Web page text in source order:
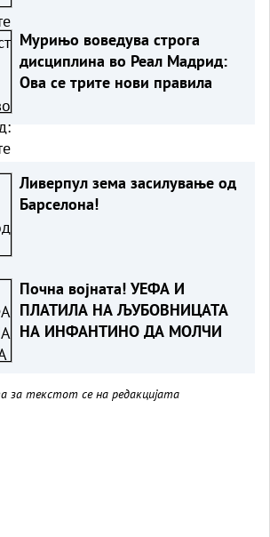
Мурињо воведува строга
дисциплина во Реал Мадрид:
Ова се трите нови правила
Ливерпул зема засилување од
Барселона!
Почна војната! УЕФА И
ПЛАТИЛА НА ЉУБОВНИЦАТА
НА ИНФАНТИНО ДА МОЛЧИ
за текстот се на редакцијата